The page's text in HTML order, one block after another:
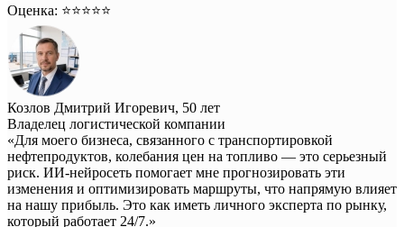
Оценка: ⭐️⭐️⭐️⭐️⭐️
Козлов Дмитрий Игоревич, 50 лет
Владелец логистической компании
«Для моего бизнеса, связанного с транспортировкой
нефтепродуктов, колебания цен на топливо — это серьезный
риск. ИИ-нейросеть помогает мне прогнозировать эти
изменения и оптимизировать маршруты, что напрямую влияет
на нашу прибыль. Это как иметь личного эксперта по рынку,
который работает 24/7.»